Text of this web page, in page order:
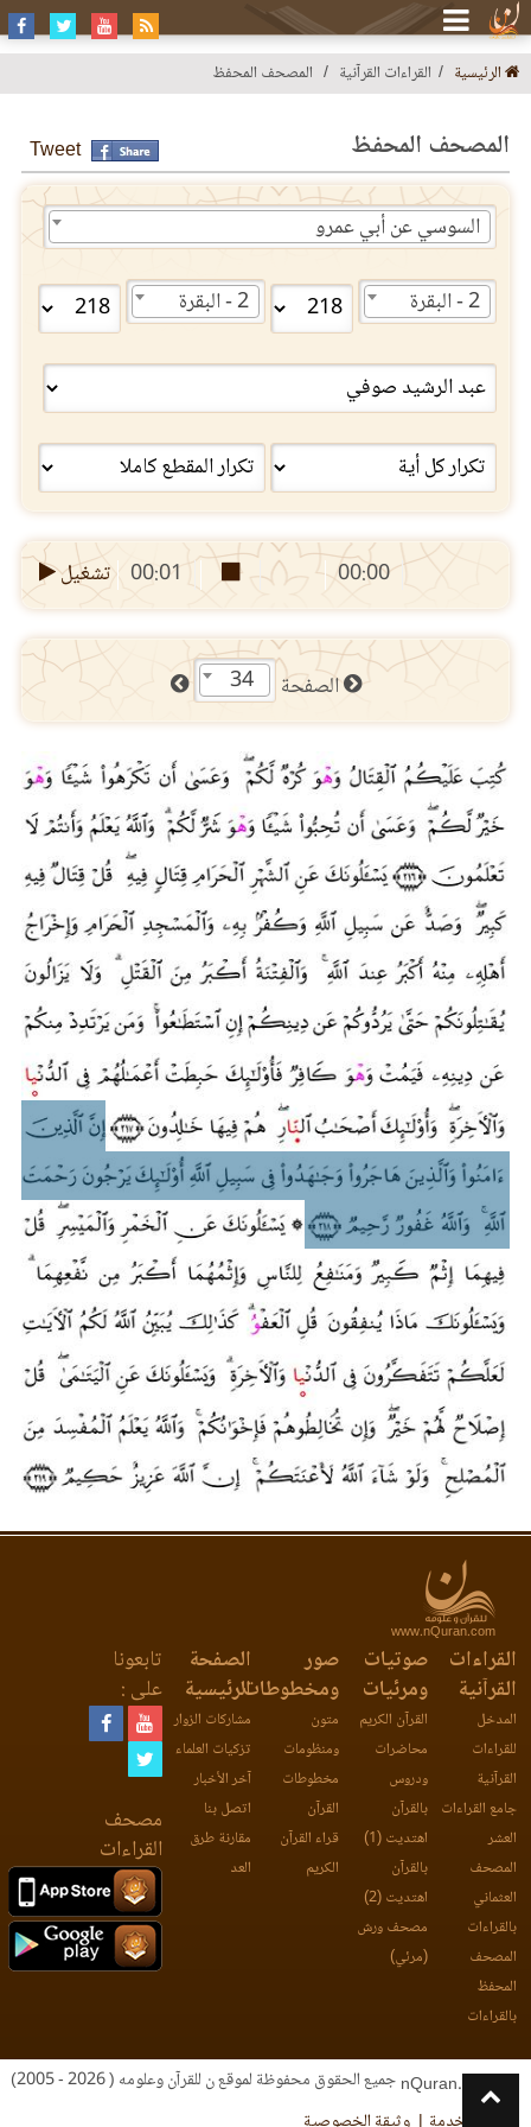
الرئيسية القراءات القرآنية المصحف المحفظ
المصحف المحفظ Tweet
السوسي عن أبي عمرو
2 - البقرة 2 - البقرة
00:00
00:01 تشغيل
الصفحة 34
www.nQuran.com
القراءات
القرآنية
المدخل
للقراءات
القرآنية
جامع القراءات
العشر
المصحف
العثماني
بالقراءات
المصحف
المحفظ
بالقراءات
صوتيات
ومرئيات
القرآن الكريم
محاضرات
ودروس
بالقرآن
اهتديت (1)
بالقرآن
اهتديت (2)
مصحف ورش
(مرئي)
صور
ومخطوطات
متون
ومنظومات
مخطوطات
القرآن
قراء القرآن
الكريم
الصفحة
الرئيسية
مشاركات الزوار
تزكيات العلماء
آخر الأخبار
اتصل بنا
مقارنة طرق
العد
تابعونا
على :
مصحف
القراءات
جميع الحقوق محفوظة لموقع ن للقرآن وعلومه ( 2026 - 2005)
nQuran.com